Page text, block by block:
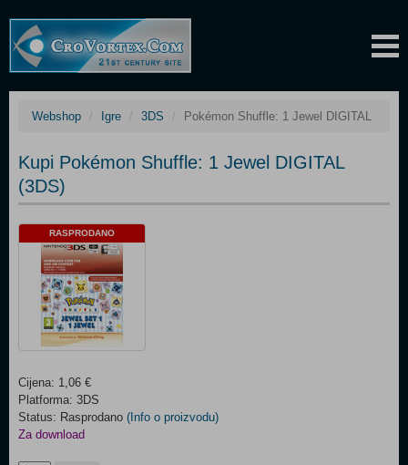
Webshop Igre 3DS Pokémon Shuffle: 1 Jewel DIGITAL
Kupi Pokémon Shuffle: 1 Jewel DIGITAL
(3DS)
RASPRODANO
Cijena: 1,06 €
Platforma: 3DS
Status: Rasprodano (Info o proizvodu)
Za download